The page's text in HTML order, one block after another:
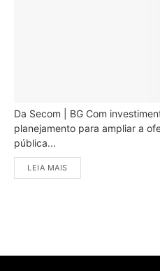
Da Secom | BG Com
planejamento para ampliar a
pública...
LEIA MAIS